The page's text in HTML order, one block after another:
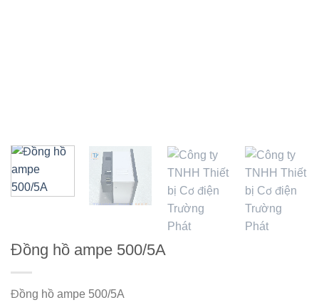
Đồng hồ ampe 500/5A
Đồng hồ ampe 500/5A